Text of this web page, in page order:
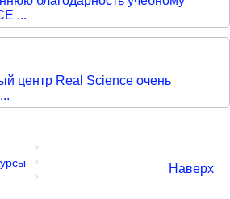
...
центр Real Science очень
Наверх